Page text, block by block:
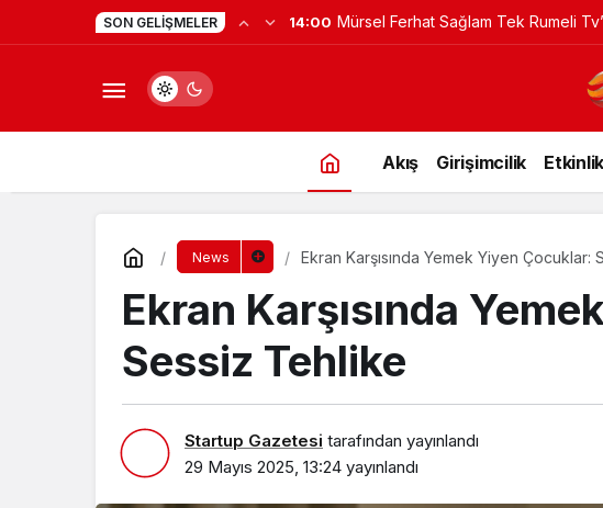
SON GELIŞMELER 14:00 Mürsel Ferhat Sağlam Tek Rumeli
Akış Girişimcilik Etkinlik
News Ekran Karşısında Yemek Yiyen Çocuklar:
Ekran Karşısında
Sessiz Tehlike
Startup Gazetesi tarafından yayınlandı
29 Mayıs 2025, 13:24 yayınlandı